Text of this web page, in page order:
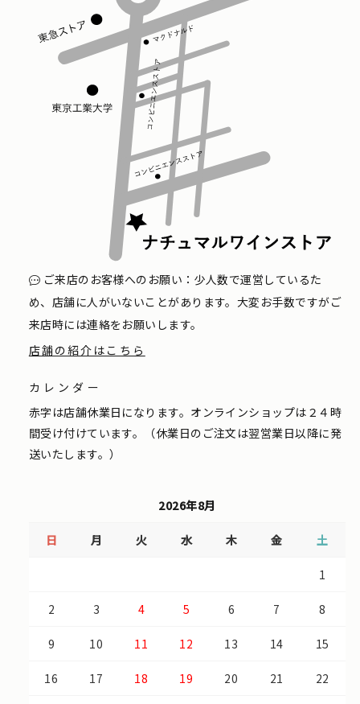
ご来店のお客様へのお願い：少人数で運営しているた
め、店舗に人がいないことがあります。大変お手数ですがご
来店時には連絡をお願いします。
店舗の紹介はこちら
カレンダー
赤字は店舗休業日になります。オンラインショップは２４時
間受け付けています。（休業日のご注文は翌営業日以降に発
送いたします。）
2026年8月
日 月 火 水 木 金 土
1
2 3 4 5 6 7 8
9 10 11 12 13 14 15
16 17 18 19 20 21 22